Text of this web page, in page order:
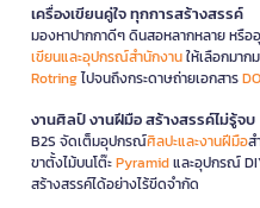
เครื่องเขียนคู่ใจ ทุกการสร้างสรรค์
มองหาปากกาดีๆ ดินสอหลากหลาย หรื
เขียนและอุปกรณ์สำนักงานให้เลือกมา
Rotringไปจนถึงกระดาษถ่ายเอกสาร
งานศิลป์ งานฝีมือ สร้างสรรค์ไม่รู้จบ
B2S จัดเต็มอุปกรณ์ศิลปะและงานฝีมือส
ขาตั้งไม้บนโต๊ะPyramidและอุปกรณ์
สร้างสรรค์ได้อย่างไร้ขีดจำกัด